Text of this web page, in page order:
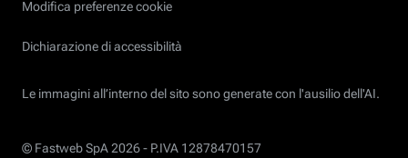
Modifica preferenze cookie
Dichiarazione di accessibilità
Le immagini all’interno del sito sono generate con l'ausilio dell'AI.
© Fastweb SpA 2026 - P.IVA 12878470157